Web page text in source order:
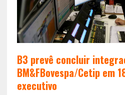
B3 prevê concluir
BM&FBovespa/Cetip em
executivo